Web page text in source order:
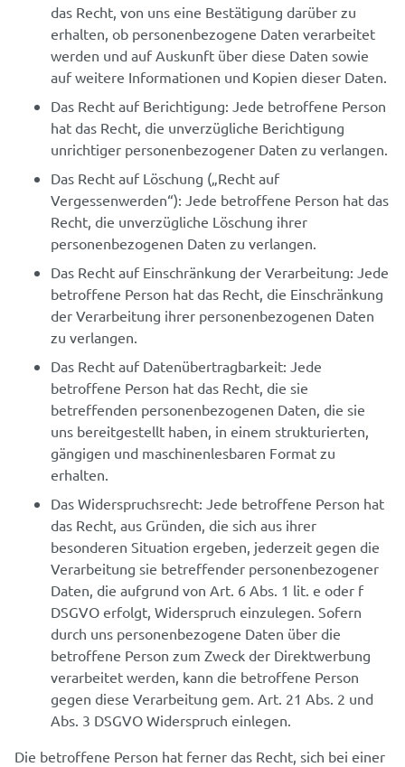
das Recht, von uns eine Bestätigung darüber zu
erhalten, ob personenbezogene Daten verarbeitet
werden und auf Auskunft über diese Daten sowie
auf weitere Informationen und Kopien dieser Daten.
Das Recht auf Berichtigung: Jede betroffene Person
hat das Recht, die unverzügliche Berichtigung
unrichtiger personenbezogener Daten zu verlangen.
Das Recht auf Löschung („Recht auf
Vergessenwerden“): Jede betroffene Person hat das
Recht, die unverzügliche Löschung ihrer
personenbezogenen Daten zu verlangen.
Das Recht auf Einschränkung der Verarbeitung: Jede
betroffene Person hat das Recht, die Einschränkung
der Verarbeitung ihrer personenbezogenen Daten
zu verlangen.
Das Recht auf Datenübertragbarkeit: Jede
betroffene Person hat das Recht, die sie
betreffenden personenbezogenen Daten, die sie
uns bereitgestellt haben, in einem strukturierten,
gängigen und maschinenlesbaren Format zu
erhalten.
Das Widerspruchsrecht: Jede betroffene Person hat
das Recht, aus Gründen, die sich aus ihrer
besonderen Situation ergeben, jederzeit gegen die
Verarbeitung sie betreffender personenbezogener
Daten, die aufgrund von Art. 6 Abs. 1 lit. e oder f
DSGVO erfolgt, Widerspruch einzulegen. Sofern
durch uns personenbezogene Daten über die
betroffene Person zum Zweck der Direktwerbung
verarbeitet werden, kann die betroffene Person
gegen diese Verarbeitung gem. Art. 21 Abs. 2 und
Abs. 3 DSGVO Widerspruch einlegen.
Die betroffene Person hat ferner das Recht, sich bei einer